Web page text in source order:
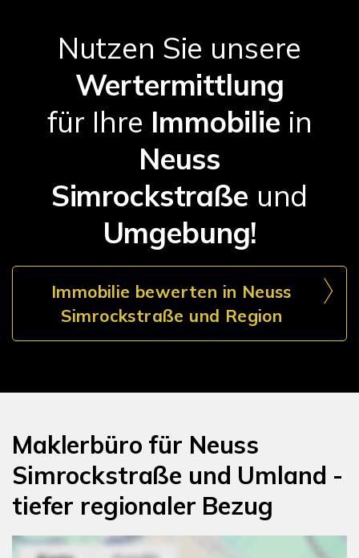
Nutzen Sie unsere
Wertermittlung
für Ihre Immobilie in
Neuss
Simrockstraße und
Umgebung!
Immobilie bewerten in Neuss
Simrockstraße und Region
Maklerbüro für Neuss
Simrockstraße und Umland -
tiefer regionaler Bezug